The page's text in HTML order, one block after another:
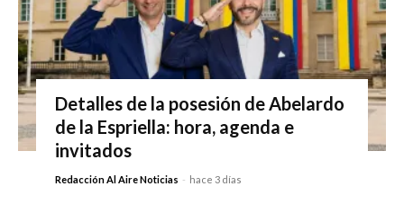
Detalles de la posesión de Abelardo
de la Espriella: hora, agenda e
invitados
Redacción Al Aire Noticias - hace 3 días